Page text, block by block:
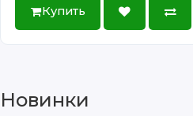
Купить
Новинки